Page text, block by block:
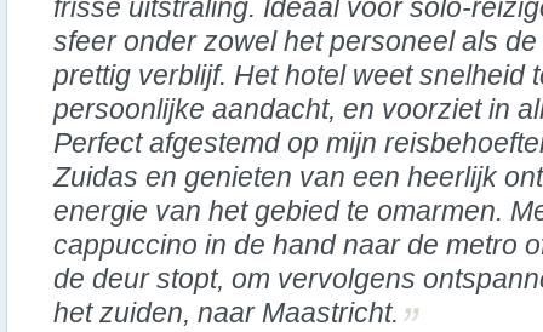
frisse uitstraling. Ideaal voor solo-
sfeer onder zowel het personeel als
prettig verblijf. Het hotel weet snelheid
persoonlijke aandacht, en voorziet in
Perfect afgestemd op mijn
Zuidas en genieten van een heerlijk
energie van het gebied te omarmen.
cappuccino in de hand naar de metro
de deur stopt, om vervolgens
het zuiden, naar Maastricht.